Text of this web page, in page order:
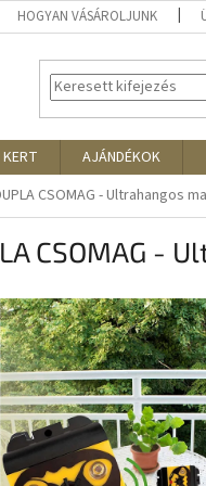
HOGYAN VÁSÁROLJUNK
AJÁNDÉKOK
CSOMAG - Ultrahangos
CSOMAG -